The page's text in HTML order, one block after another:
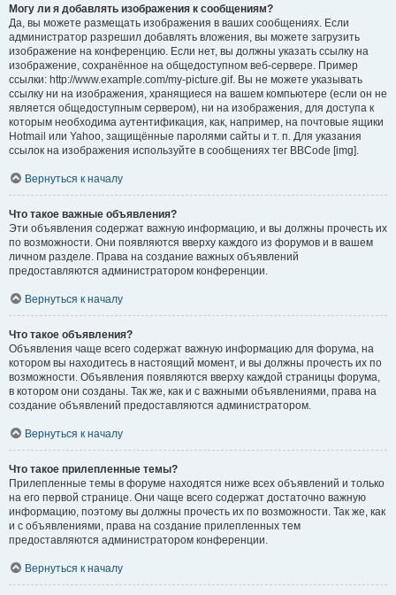
Могу ли я добавлять изображения к сообщениям?
Да, вы можете размещать изображения в ваших сообщениях. Если
администратор разрешил добавлять вложения, вы можете загрузить
изображение на конференцию. Если нет, вы должны указать ссылку на
изображение, сохранённое на общедоступном веб-сервере. Пример
ссылки: http://www.example.com/my-picture.gif. Вы не можете указывать
ссылку ни на изображения, хранящиеся на вашем компьютере (если он не
является общедоступным сервером), ни на изображения, для доступа к
которым необходима аутентификация, как, например, на почтовые ящики
Hotmail или Yahoo, защищённые паролями сайты и т. п. Для указания
ссылок на изображения используйте в сообщениях тег BBCode [img].
Вернуться к началу
Что такое важные объявления?
Эти объявления содержат важную информацию, и вы должны прочесть их
по возможности. Они появляются вверху каждого из форумов и в вашем
личном разделе. Права на создание важных объявлений
предоставляются администратором конференции.
Вернуться к началу
Что такое объявления?
Объявления чаще всего содержат важную информацию для форума, на
котором вы находитесь в настоящий момент, и вы должны прочесть их по
возможности. Объявления появляются вверху каждой страницы форума,
в котором они созданы. Так же, как и с важными объявлениями, права на
создание объявлений предоставляются администратором.
Вернуться к началу
Что такое прилепленные темы?
Прилепленные темы в форуме находятся ниже всех объявлений и только
на его первой странице. Они чаще всего содержат достаточно важную
информацию, поэтому вы должны прочесть их по возможности. Так же, как
и с объявлениями, права на создание прилепленных тем
предоставляются администратором конференции.
Вернуться к началу